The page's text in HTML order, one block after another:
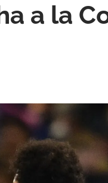
a la